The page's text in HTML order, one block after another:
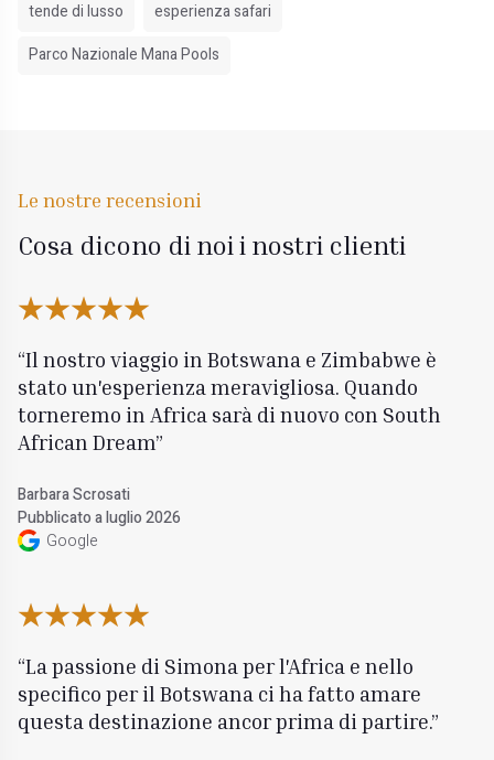
tende di lusso
esperienza safari
Parco Nazionale Mana Pools
Le nostre recensioni
Cosa dicono di noi i nostri clienti
Il nostro viaggio in Botswana e Zimbabwe è
stato un'esperienza meravigliosa. Quando
torneremo in Africa sarà di nuovo con South
African Dream
Barbara Scrosati
Pubblicato a luglio 2026
Google
La passione di Simona per l'Africa e nello
specifico per il Botswana ci ha fatto amare
questa destinazione ancor prima di partire.